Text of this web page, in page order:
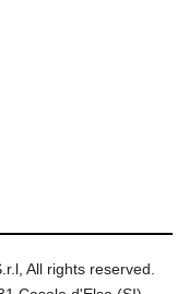
All rights reserved.